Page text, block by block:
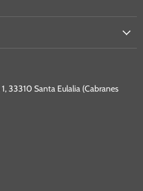
33310 Santa Eulalia (Cabranes